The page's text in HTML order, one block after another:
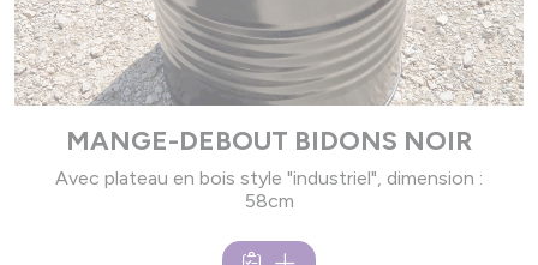
MANGE-DEBOUT BIDONS NOIR
Avec plateau en bois style "industriel", dimension :
58cm